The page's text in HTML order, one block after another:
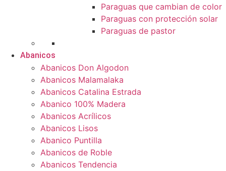
Paraguas que cambian de color
Paraguas con protección solar
Paraguas de pastor
Abanicos
Abanicos Don Algodon
Abanicos Malamalaka
Abanicos Catalina Estrada
Abanico 100% Madera
Abanicos Acrílicos
Abanicos Lisos
Abanico Puntilla
Abanicos de Roble
Abanicos Tendencia